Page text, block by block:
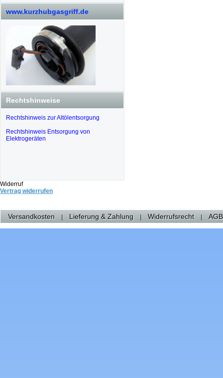
www.kurzhubgasgriff.de
Rechtshinweise
Rechtshinweis zur Altölentsorgung
Rechtshinweis Entsorgung von
Elektrogeräten
Widerruf
Vertrag widerrufen
Versandkosten Lieferung & Zahlung Widerrufsrecht AGB